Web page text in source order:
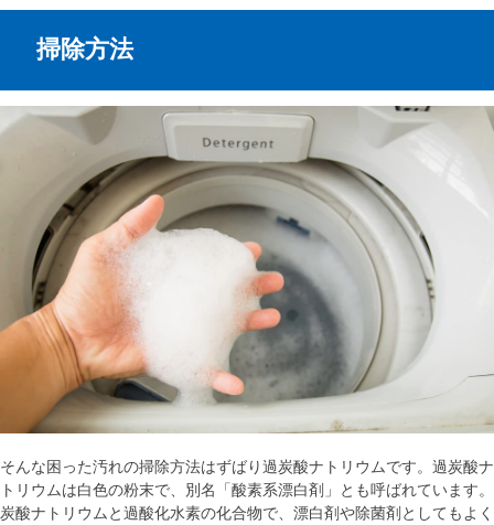
掃除方法
そんな困った汚れの掃除方法はずばり過炭酸ナトリウムです。過炭酸ナ
トリウムは白色の粉末で、別名「酸素系漂白剤」とも呼ばれています。
炭酸ナトリウムと過酸化水素の化合物で、漂白剤や除菌剤としてもよく